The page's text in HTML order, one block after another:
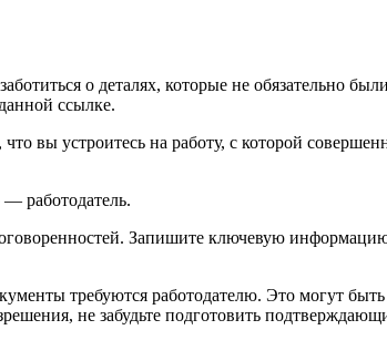
о деталях, которые не обязательно
ссылке.
вы устроитесь на работу, с которой
работодатель.
Запишите ключевую
требуются работодателю. Это могут
не забудьте подготовить